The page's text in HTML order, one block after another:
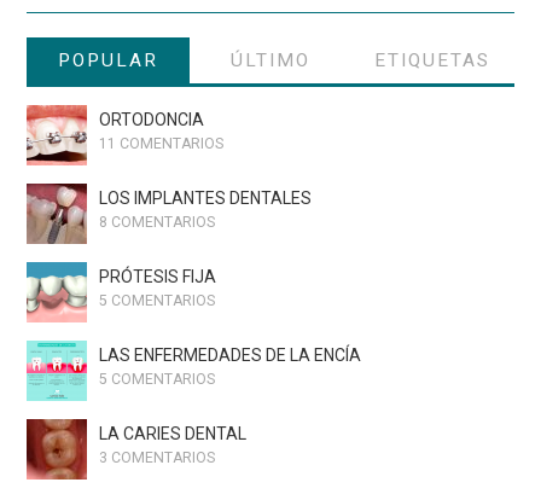
POPULAR ÚLTIMO ETIQUETAS
ORTODONCIA
11 COMENTARIOS
LOS IMPLANTES DENTALES
8 COMENTARIOS
PRÓTESIS FIJA
5 COMENTARIOS
LAS ENFERMEDADES DE LA ENCÍA
5 COMENTARIOS
LA CARIES DENTAL
3 COMENTARIOS